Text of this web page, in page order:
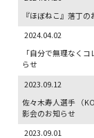
『ほぼねこ』落丁
2024.04.02
「自分で無理なく
らせ
2023.09.12
佐々木寿人選手 （
影会のお知らせ
2023.09.01